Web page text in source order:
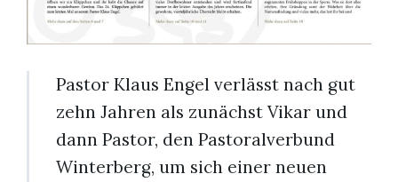
Pastor Klaus Engel verlässt nach gut
zehn Jahren als zunächst Vikar und
dann Pastor, den Pastoralverbund
Winterberg, um sich einer neuen